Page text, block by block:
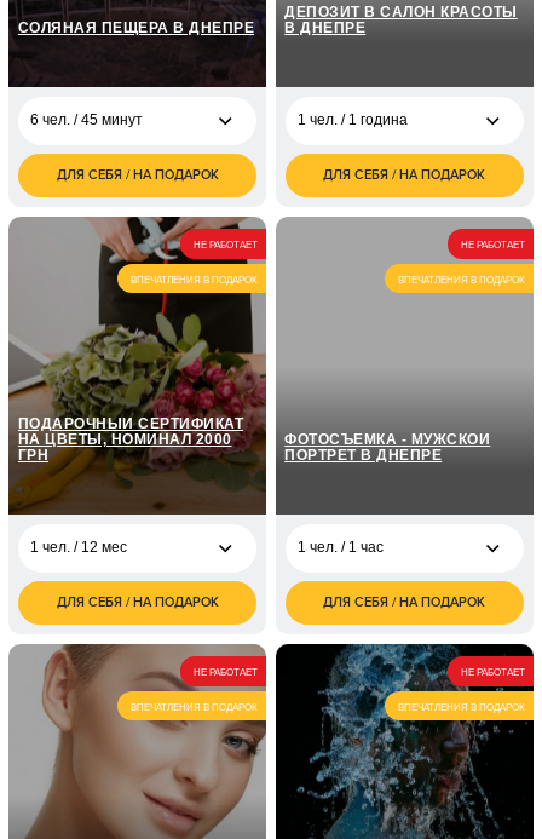
СОЛЯНАЯ ПЕЩЕРА В ДНЕПРЕ
6 чел. / 45 минут
6 чел. / 45 минут
ДЛЯ СЕБЯ / НА ПОДАРОК
ДЕПОЗИТ В САЛОН КРАСОТЫ
В ДНЕПРЕ
1 чел. / 1 година
1 чел. / 1 година
грн
1 чел. / 3 часа
ДЛЯ СЕБЯ / НА ПОДАРОК
НЕ РАБОТАЕТ
ВПЕЧАТЛЕНИЯ В ПОДАРОК
ПОДАРОЧНЫЙ СЕРТИФИКАТ
НА ЦВЕТЫ, НОМИНАЛ 2000
ГРН
1 чел. / 12 мес
1 чел. / 12 мес
1 чел. / 12 мес грн
1 чел. / 12 мес
ДЛЯ СЕБЯ / НА ПОДАРОК
НЕ РАБОТАЕТ
ВПЕЧАТЛЕНИЯ В ПОДАРОК
ФОТОСЪЕМКА - МУЖСКОЙ
ПОРТРЕТ В ДНЕПРЕ
1 чел. / 1 час
1 чел. / 1 час
ДЛЯ СЕБЯ / НА ПОДАРОК
НЕ РАБОТАЕТ
ВПЕЧАТЛЕНИЯ В ПОДАРОК
НЕ РАБОТАЕТ
ВПЕЧАТЛЕНИЯ В ПОДАРОК